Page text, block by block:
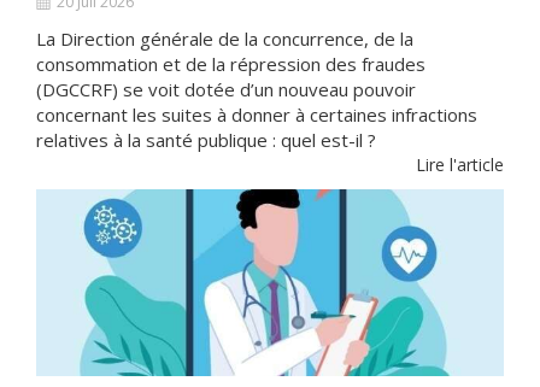
La Direction générale de la concurrence, de la
consommation et de la répression des fraudes
(DGCCRF) se voit dotée d’un nouveau pouvoir
concernant les suites à donner à certaines infractions
relatives à la santé publique : quel est-il ?
Lire l'article